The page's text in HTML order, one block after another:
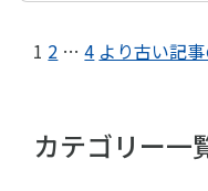
1 2 … 4 より古い記
カテゴリー一